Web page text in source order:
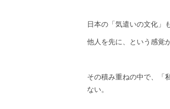
日本の「気遣いの文化」
他人を先に、という感覚
その積み重ねの中で、「
ない。